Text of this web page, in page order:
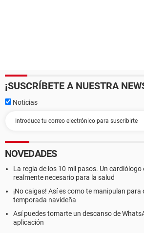
¡SUSCRÍBETE A NUESTRA
Noticias
NOVEDADES
La regla de los 10 mil pasos. Un cardiólogo
realmente necesario para la salud
¡No caigas! Así es como te manipulan para
temporada navideña
Así puedes tomarte un descanso de
aplicación